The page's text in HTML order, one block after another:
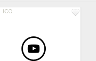
ICO